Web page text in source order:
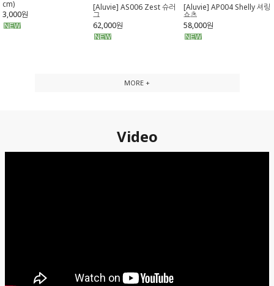
cm)
3,000원
[Aluvie] AS006 Zest 슈러
그
62,000원
[Aluvie] AP004 Shelly 셔링
쇼츠
58,000원
MORE +
Video